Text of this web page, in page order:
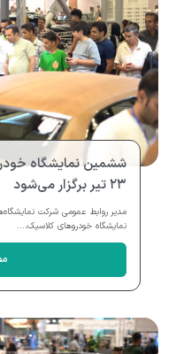
ششمین نمایشگاه
۲۳ تیر برگزار می‌شود
مدیر روابط عمومی شرکت
نمایشگاه خودروهای کلاسیک،...